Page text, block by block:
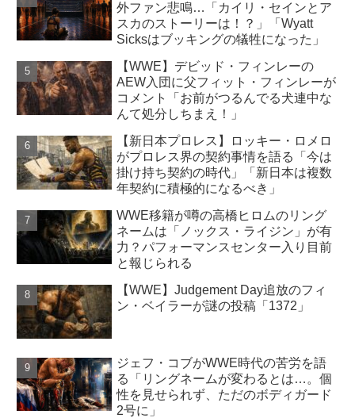
外ファン悲鳴…「カイリ・セインとア
スカのストーリーは！？」「Wyatt
Sicksはブッキングの犠牲になった」
【WWE】デビッド・フィンレーの
AEW入団に父フィット・フィンレーが
コメント「お前がつるんでる犬連中な
んて処分しちまえ！」
【新日本プロレス】ロッキー・ロメロ
がプロレス界の契約事情を語る「今は
掛け持ち契約の時代」「新日本は複数
年契約に積極的になるべき」
WWE移籍が噂の高橋ヒロムのリング
ネームは「ノックス・ライジン」が有
力？パフォーマンスセンター入り目前
と報じられる
【WWE】Judgement Day追放のフィ
ン・ベイラーが謎の投稿「1372」
ジェフ・コブがWWE時代の苦労を語
る「リングネームが変わるとは…。個
性を見せられず、ただのボディガード
2号に」